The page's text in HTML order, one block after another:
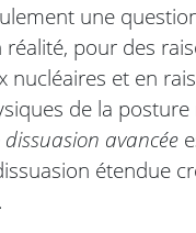
une
réalité, pour des
nucléaires et en
de la posture
dissuasion avancée
étendue